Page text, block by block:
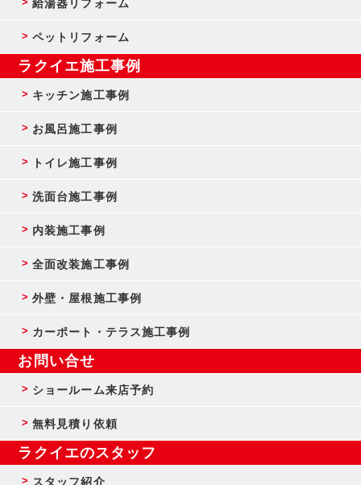
給湯器リフォーム
ペットリフォーム
ラクイエ施工事例
キッチン施工事例
お風呂施工事例
トイレ施工事例
洗面台施工事例
内装施工事例
全面改装施工事例
外壁・屋根施工事例
カーポート・テラス施工事例
お問い合せ
ショールーム来店予約
無料見積り依頼
ラクイエのスタッフ
スタッフ紹介